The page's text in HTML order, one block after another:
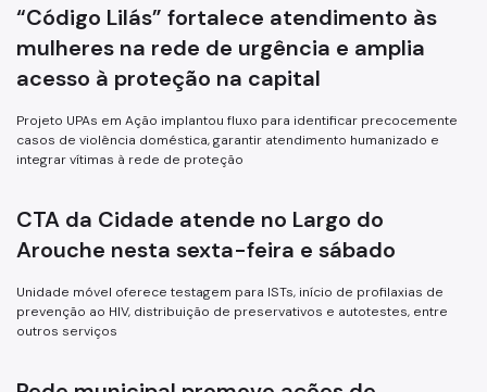
Atenção Básica
Atenção Especializada
Atenção Hospitalar
Atenção Integral às Pessoas em Situação de Acumulação
Biblioteca de Saúde
Cadastro Nacional de Estabelecimento de Saúde (CNES)
Comitê de Ética em Pesquisa com Seres Humanos
Conselho Municipal de Saúde
Coordenadoria de Controle Interno
“Código Lilás” fortalece atendimento às
mulheres na rede de urgência e amplia
acesso à proteção na capital
Projeto UPAs em Ação implantou fluxo para identificar precocemente
casos de violência doméstica, garantir atendimento humanizado e
integrar vítimas à rede de proteção
CTA da Cidade atende no Largo do
Arouche nesta sexta-feira e sábado
Unidade móvel oferece testagem para ISTs, início de profilaxias de
prevenção ao HIV, distribuição de preservativos e autotestes, entre
outros serviços